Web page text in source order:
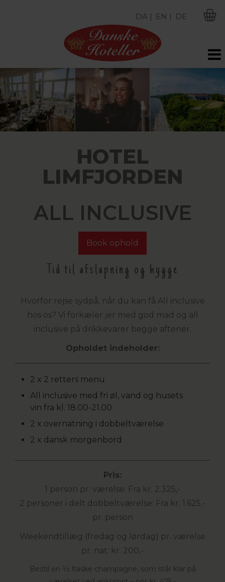
DA | EN | DE
HOTEL
LIMFJORDEN
ALL INCLUSIVE
Book ophold
Tid til afslapning og hygge
Hvorfor rejse sydpå, når du kan få All inclusive
hos os? Vi forkæler jer med god mad og all
inclusive på drikkevarer begge aftener.
Opholdet indeholder:
2 x 2 retters menu
All inclusive med fri øl, vand og husets
vin fra kl. 18.00-21.00
2 x overnatning i dobbeltværelse
2 x dansk morgenbord
Pris:
1 person pr. værelse: Fra kr. 2.325,-
2 personer i delt dobbeltværelse: Fra kr. 1.625,-
pr. person
Weekendtillæg (fredag og lørdag) pr. værelse
pr. nat: kr. 200,-
Bestil en ½ flaske champagne, som står klar på